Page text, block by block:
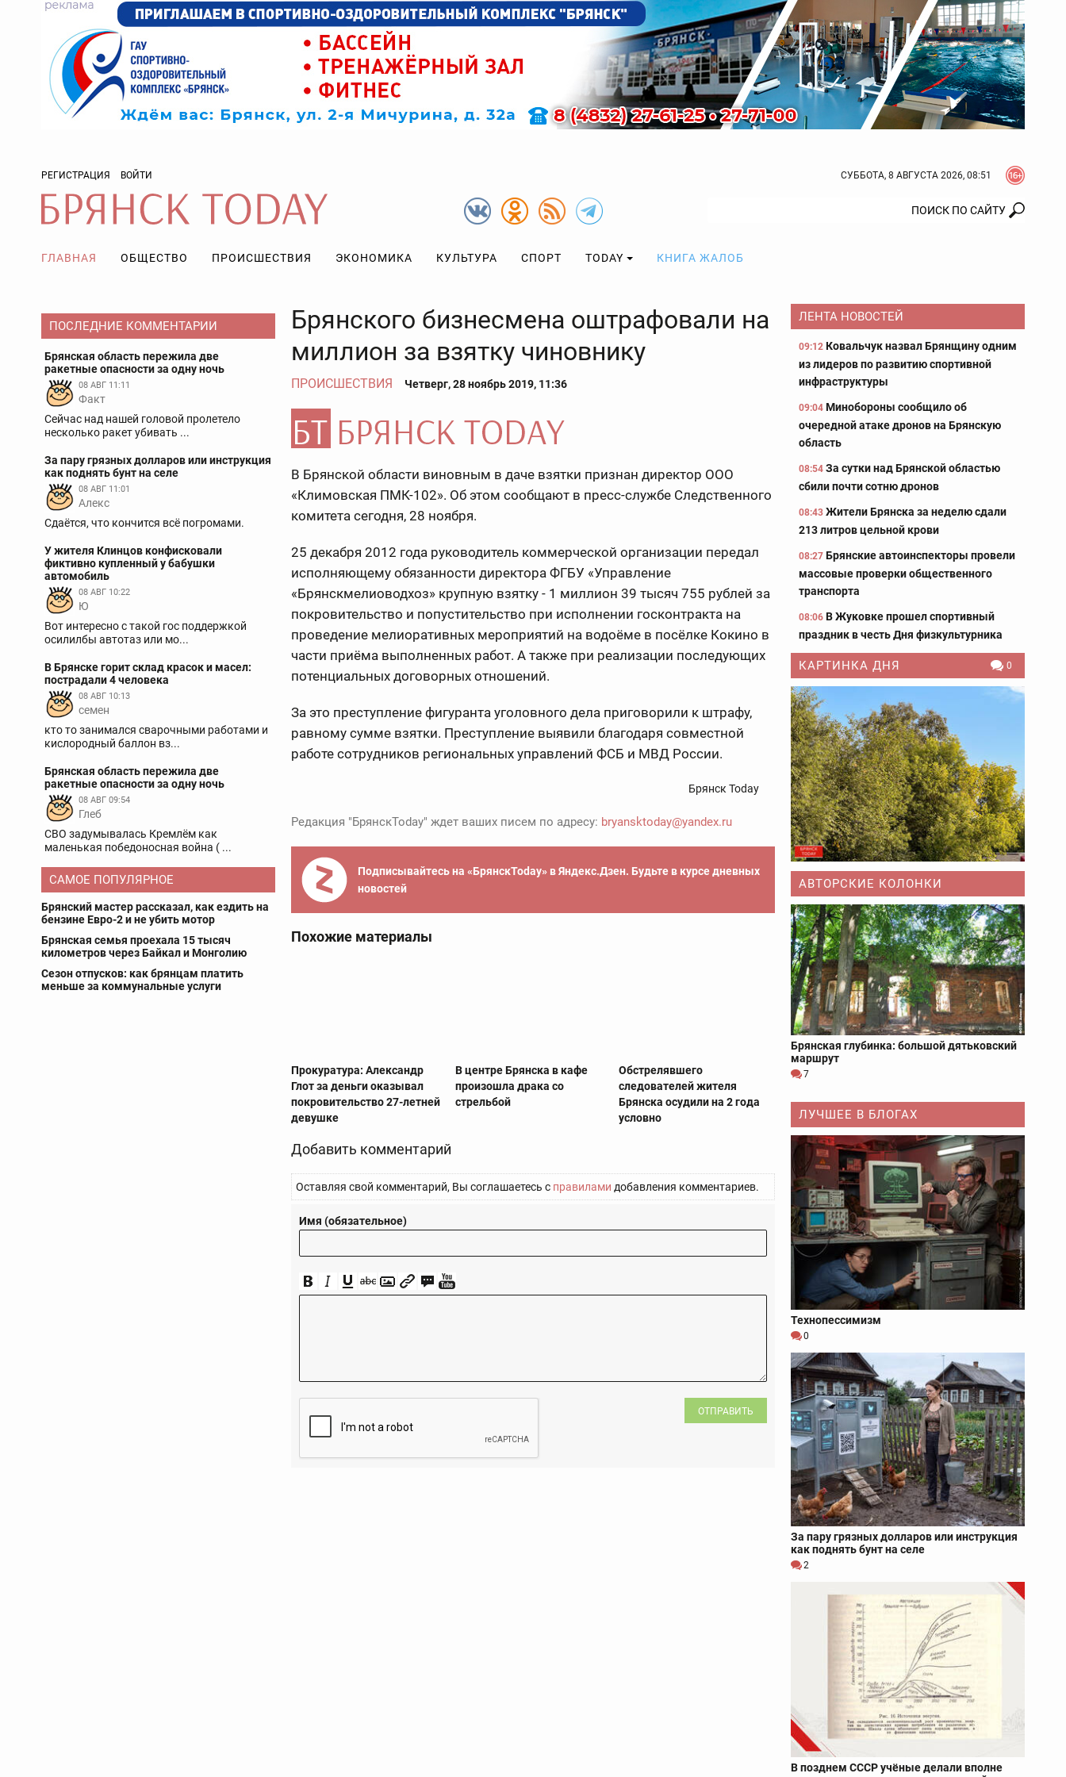
РЕГИСТРАЦИЯ ВОЙТИ СУББОТА, 8 АВГУСТА 2026, 08:51
ГЛАВНАЯ ОБЩЕСТВО ПРОИСШЕСТВИЯ ЭКОНОМИКА КУЛЬТУРА СПОРТ TODAY КНИГА ЖАЛОБ
ПОСЛЕДНИЕ КОММЕНТАРИИ
Брянская область пережила две
ракетные опасности за одну ночь
08 АВГ 11:11
Факт
Сейчас над нашей головой пролетело
несколько ракет убивать ...
За пару грязных долларов или инструкция
как поднять бунт на селе
08 АВГ 11:01
Aлекс
Сдаётся, что кончится всё погромами.
У жителя Клинцов конфисковали
фиктивно купленный у бабушки
автомобиль
08 АВГ 10:22
Ю
Вот интересно с такой гос поддержкой
осилилбы автотаз или мо...
В Брянске горит склад красок и масел:
пострадали 4 человека
08 АВГ 10:13
семен
кто то занимался сварочными работами и
кислородный баллон вз...
Брянская область пережила две
ракетные опасности за одну ночь
08 АВГ 09:54
Глеб
СВО задумывалась Кремлём как
маленькая победоносная война ( ...
САМОЕ ПОПУЛЯРНОЕ
Брянский мастер рассказал, как ездить на
бензине Евро-2 и не убить мотор
Брянская семья проехала 15 тысяч
километров через Байкал и Монголию
Сезон отпусков: как брянцам платить
меньше за коммунальные услуги
Брянского бизнесмена оштрафовали на
миллион за взятку чиновнику
ПРОИСШЕСТВИЯ Четверг, 28 ноябрь 2019, 11:36
В Брянской области виновным в даче взятки признан директор ООО
«Климовская ПМК-102». Об этом сообщают в пресс-службе Следственного
комитета сегодня, 28 ноября.
25 декабря 2012 года руководитель коммерческой организации передал
исполняющему обязанности директора ФГБУ «Управление
«Брянскмелиоводхоз» крупную взятку - 1 миллион 39 тысяч 755 рублей за
покровительство и попустительство при исполнении госконтракта на
проведение мелиоративных мероприятий на водоёме в посёлке Кокино в
части приёма выполненных работ. А также при реализации последующих
потенциальных договорных отношений.
За это преступление фигуранта уголовного дела приговорили к штрафу,
равному сумме взятки. Преступление выявили благодаря совместной
работе сотрудников региональных управлений ФСБ и МВД России.
Брянск Today
Редакция "БрянскToday" ждет ваших писем по адресу: bryansktoday@yandex.ru
Подписывайтесь на «БрянскToday» в Яндекс.Дзен. Будьте в курсе дневных
новостей
Похожие материалы
Прокуратура: Александр
Глот за деньги оказывал
покровительство 27-летней
девушке
В центре Брянска в кафе
произошла драка со
стрельбой
Обстрелявшего
следователей жителя
Брянска осудили на 2 года
условно
Добавить комментарий
Оставляя свой комментарий, Вы соглашаетесь с правилами добавления комментариев.
Имя (обязательное)
ОТПРАВИТЬ
ЛЕНТА НОВОСТЕЙ
09:12 Ковальчук назвал Брянщину одним
из лидеров по развитию спортивной
инфраструктуры
09:04 Минобороны сообщило об
очередной атаке дронов на Брянскую
область
08:54 За сутки над Брянской областью
сбили почти сотню дронов
08:43 Жители Брянска за неделю сдали
213 литров цельной крови
08:27 Брянские автоинспекторы провели
массовые проверки общественного
транспорта
08:06 В Жуковке прошел спортивный
праздник в честь Дня физкультурника
КАРТИНКА ДНЯ 0
АВТОРСКИЕ КОЛОНКИ
Брянская глубинка: большой дятьковский
маршрут
7
ЛУЧШЕЕ В БЛОГАХ
Технопессимизм
0
За пару грязных долларов или инструкция
как поднять бунт на селе
2
В позднем СССР учёные делали вполне